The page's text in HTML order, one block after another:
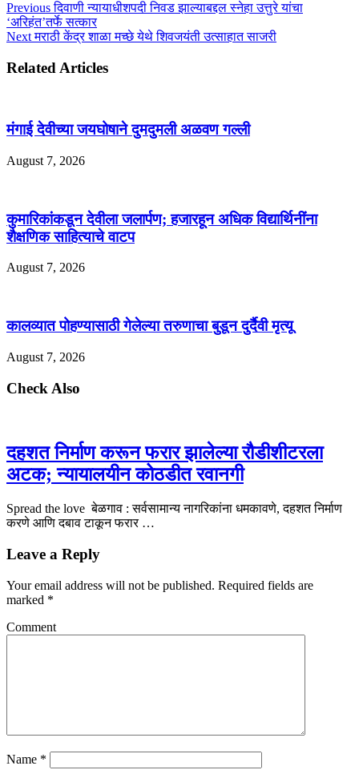
Previousदिवाणी न्यायाधीशपदी निवड झाल्याबद्दल स्नेहा उत्तुरे यांचा
‘अरिहंत’तर्फे सत्कार
Nextमराठी केंद्र शाळा मच्छे येथे शिवजयंती उत्साहात साजरी
Related Articles
मंगाई देवीच्या जयघोषाने दुमदुमली अळवण गल्ली
August 7, 2026
कुमारिकांकडून देवीला जलार्पण; हजारहून अधिक विद्यार्थिनींना
शैक्षणिक साहित्याचे वाटप
August 7, 2026
कालव्यात पोहण्यासाठी गेलेल्या तरुणाचा बुडून दुर्दैवी मृत्यू
August 7, 2026
Check Also
दहशत निर्माण करून फरार झालेल्या रौडीशीटरला
अटक; न्यायालयीन कोठडीत रवानगी
Spread the love बेळगाव : सर्वसामान्य नागरिकांना धमकावणे, दहशत निर्माण
करणे आणि दबाव टाकून फरार …
Leave a Reply
Your email address will not be published. Required fields are
marked *
Comment
Name *